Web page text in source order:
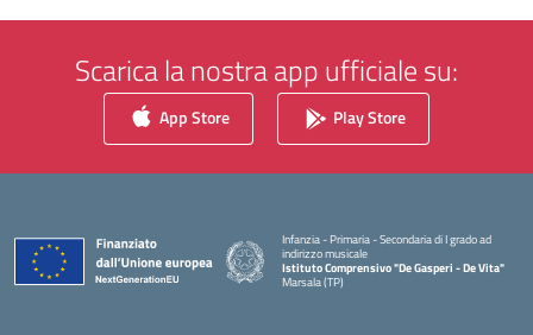
Scarica la nostra app ufficiale su:
App Store Play Store
Infanzia - Primaria - Secondaria di I grado ad
indirizzo musicale
Istituto Comprensivo "De Gasperi - De Vita"
Marsala (TP)